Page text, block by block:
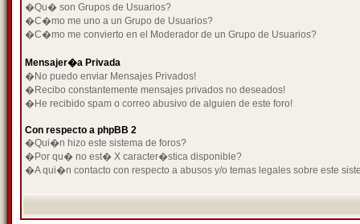
�Qu� son Grupos de Usuarios?
�C�mo me uno a un Grupo de Usuarios?
�C�mo me convierto en el Moderador de un Grupo de Usuarios?
Mensajer�a Privada
�No puedo enviar Mensajes Privados!
�Recibo constantemente mensajes privados no deseados!
�He recibido spam o correo abusivo de alguien de este foro!
Con respecto a phpBB 2
�Qui�n hizo este sistema de foros?
�Por qu� no est� X caracter�stica disponible?
�A qui�n contacto con respecto a abusos y/o temas legales sobre este